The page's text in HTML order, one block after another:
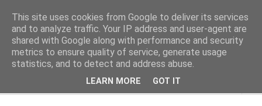
Comoju
La Cocina del Día a Día y el día a día de la Gastronomía
This site uses cookies from Google to deliver its services
and to analyze traffic. Your IP address and user-agent are
shared with Google along with performance and security
metrics to ensure quality of service, generate usage
statistics, and to detect and address abuse.
LEARN MORE GOT IT